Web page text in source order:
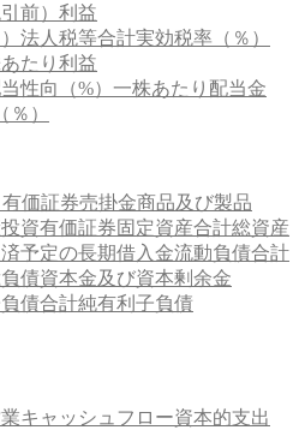
前）利益
法人税等合計実効税率（％）
たり利益
性向（%） 一株あたり配当金
）
価証券売掛金商品及び製品
投資有価証券固定資産合計総資産
予定の長期借入金流動負債合計
債資本金及び資本剰余金
債合計純有利子負債
キャッシュフロー資本的支出